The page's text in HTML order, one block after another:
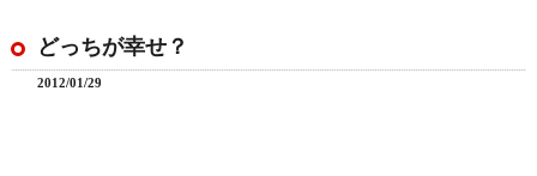
どっちが幸せ？
2012/01/29